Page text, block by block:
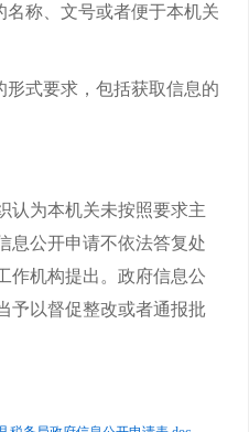
名称、文号或者便于本机关
形式要求，包括获取信息的
认为本机关未按照要求主
息公开申请不依法答复处
作机构提出。政府信息公
予以督促整改或者通报批